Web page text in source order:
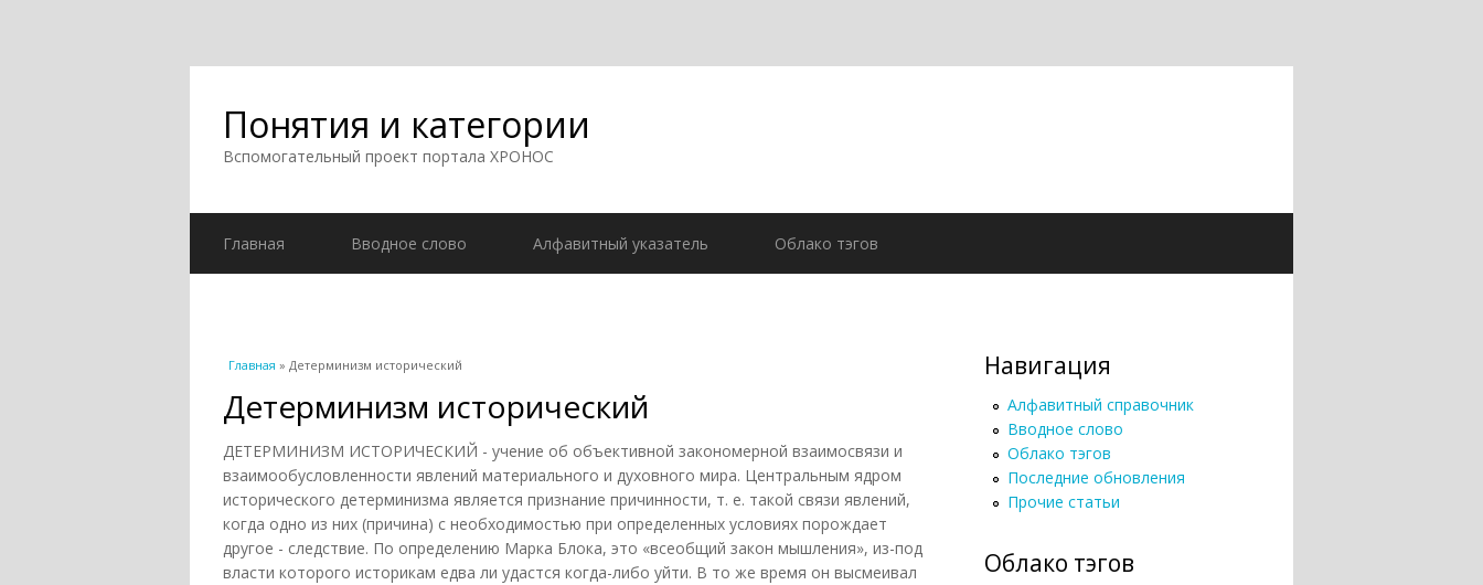
Понятия и категории
Вспомогательный проект портала ХРОНОС
Главная Вводное слово Алфавитный указатель Облако тэгов
Вы здесь
Главная » Детерминизм исторический
Детерминизм исторический
ДЕТЕРМИНИЗМ ИСТОРИЧЕСКИЙ - учение об объективной закономерной взаимосвязи и
взаимообусловленности явлений материального и духовного мира. Центральным ядром
исторического детерминизма является признание причинности, т. е. такой связи явлений,
когда одно из них (причина) с необходимостью при определенных условиях порождает
другое - следствие. По определению Марка Блока, это «всеобщий закон мышления», из-под
власти которого историкам едва ли удастся когда-либо уйти. В то же время он высмеивал
Навигация
Алфавитный справочник
Вводное слово
Облако тэгов
Последние обновления
Прочие статьи
Облако тэгов